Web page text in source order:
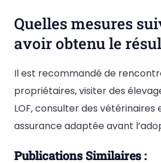
Quelles mesures
avoir obtenu le
Il est recommandé de
propriétaires, visiter des
LOF, consulter des vétérinaires
assurance adaptée avant
Publications Similaires :